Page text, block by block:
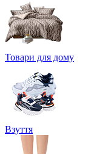
Товари для дому
Взуття